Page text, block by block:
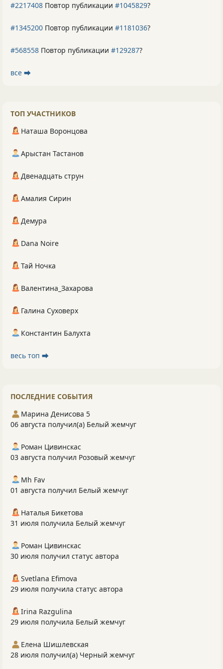
#2217408 Повтор публикации #1045829?
#1345200 Повтор публикации #1181036?
#568558 Повтор публикации #129287?
все ⮕
ТОП УЧАСТНИКОВ
Наташа Воронцова
Арыстан Тастанов
Двенадцать струн
Амалия Сирин
Демура
Dana Noire
Тай Ночка
Валентина_Захарова
Галина Суховерх
Константин Балухта
весь топ ⮕
ПОСЛЕДНИЕ СОБЫТИЯ
Марина Денисова 5
06 августа получил(а) Белый жемчуг
Роман Цивинскас
03 августа получил Розовый жемчуг
Mh Fav
01 августа получил Белый жемчуг
Наталья Бикетова
31 июля получила Белый жемчуг
Роман Цивинскас
30 июля получил статус автора
Svetlana Efimova
29 июля получила статус автора
Irina Razgulina
29 июля получила Белый жемчуг
Елена Шишлевская
28 июля получил(а) Черный жемчуг